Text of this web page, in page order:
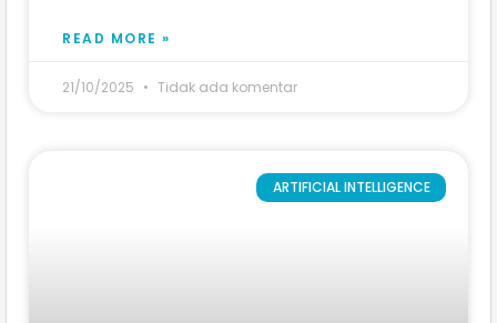
READ MORE »
21/10/2025 Tidak ada komentar
ARTIFICIAL INTELLIGENCE